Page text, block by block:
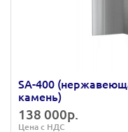
SA-400
камень)
138 000р.
Цена с НДС